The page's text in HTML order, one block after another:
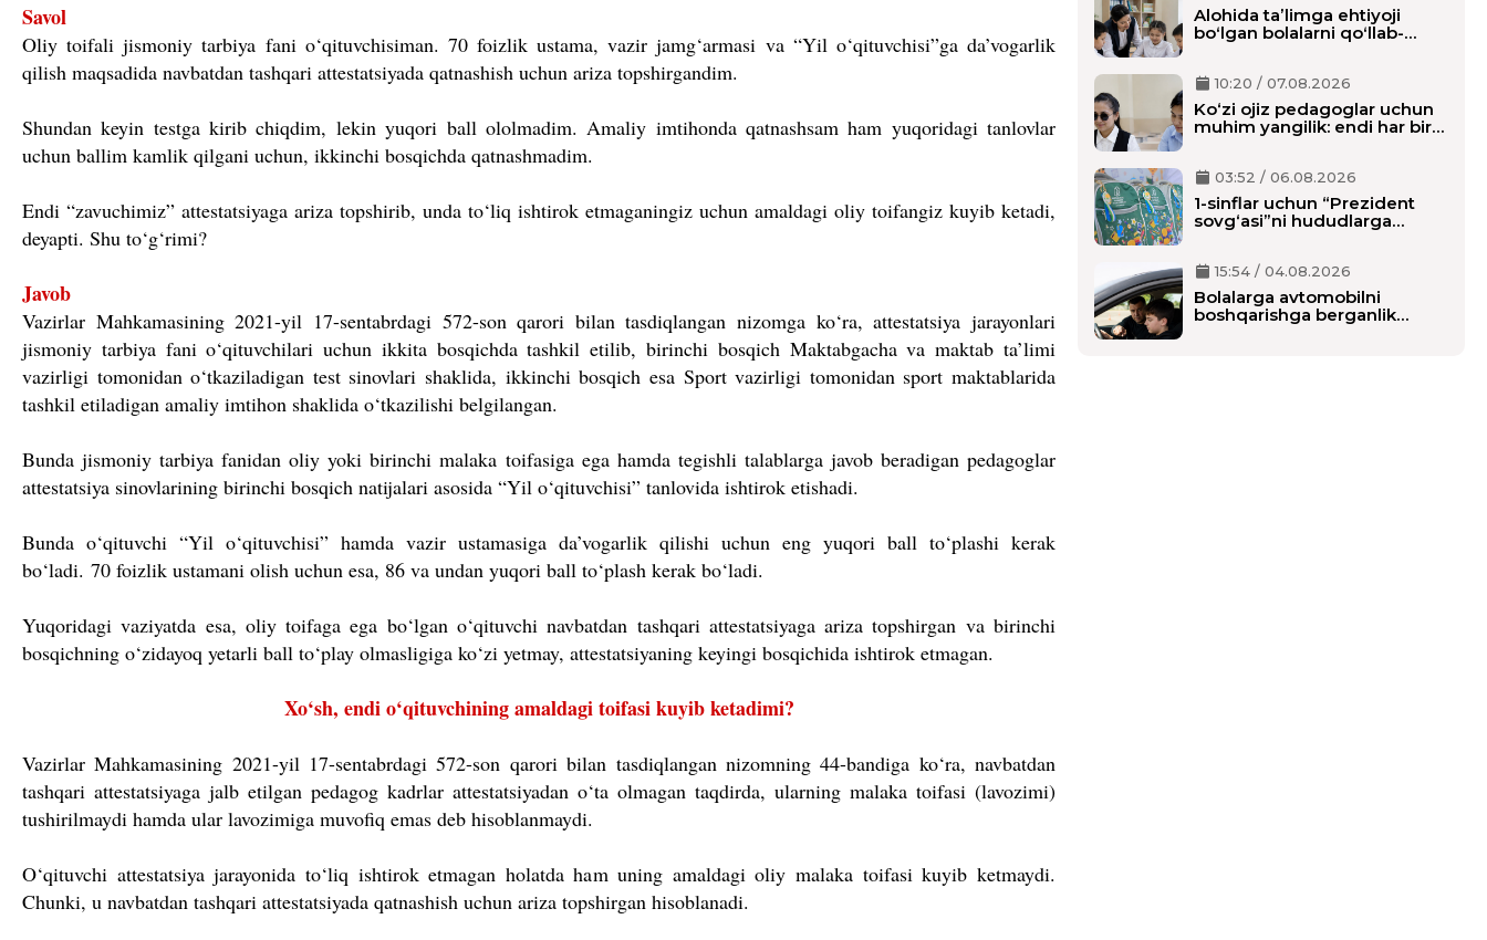
Savol
Oliy toifali jismoniy tarbiya fani o‘qituvchisiman. 70 foizlik ustama, vazir jamg‘armasi va “Yil o‘qituvchisi”ga da’vogarlik
qilish maqsadida navbatdan tashqari attestatsiyada qatnashish uchun ariza topshirgandim.
Shundan keyin testga kirib chiqdim, lekin yuqori ball ololmadim. Amaliy imtihonda qatnashsam ham yuqoridagi tanlovlar
uchun ballim kamlik qilgani uchun, ikkinchi bosqichda qatnashmadim.
Endi “zavuchimiz” attestatsiyaga ariza topshirib, unda to‘liq ishtirok etmaganingiz uchun amaldagi oliy toifangiz kuyib ketadi,
deyapti. Shu to‘g‘rimi?
Javob
Vazirlar Mahkamasining 2021-yil 17-sentabrdagi 572-son qarori bilan tasdiqlangan nizomga ko‘ra, attestatsiya jarayonlari
jismoniy tarbiya fani o‘qituvchilari uchun ikkita bosqichda tashkil etilib, birinchi bosqich Maktabgacha va maktab ta’limi
vazirligi tomonidan o‘tkaziladigan test sinovlari shaklida, ikkinchi bosqich esa Sport vazirligi tomonidan sport maktablarida
tashkil etiladigan amaliy imtihon shaklida o‘tkazilishi belgilangan.
Bunda jismoniy tarbiya fanidan oliy yoki birinchi malaka toifasiga ega hamda tegishli talablarga javob beradigan pedagoglar
attestatsiya sinovlarining birinchi bosqich natijalari asosida “Yil o‘qituvchisi” tanlovida ishtirok etishadi.
Bunda o‘qituvchi “Yil o‘qituvchisi” hamda vazir ustamasiga da’vogarlik qilishi uchun eng yuqori ball to‘plashi kerak
bo‘ladi. 70 foizlik ustamani olish uchun esa, 86 va undan yuqori ball to‘plash kerak bo‘ladi.
Yuqoridagi vaziyatda esa, oliy toifaga ega bo‘lgan o‘qituvchi navbatdan tashqari attestatsiyaga ariza topshirgan va birinchi
bosqichning o‘zidayoq yetarli ball to‘play olmasligiga ko‘zi yetmay, attestatsiyaning keyingi bosqichida ishtirok etmagan.
Xo‘sh, endi o‘qituvchining amaldagi toifasi kuyib ketadimi?
Vazirlar Mahkamasining 2021-yil 17-sentabrdagi 572-son qarori bilan tasdiqlangan nizomning 44-bandiga ko‘ra, navbatdan
tashqari attestatsiyaga jalb etilgan pedagog kadrlar attestatsiyadan o‘ta olmagan taqdirda, ularning malaka toifasi (lavozimi)
tushirilmaydi hamda ular lavozimiga muvofiq emas deb hisoblanmaydi.
O‘qituvchi attestatsiya jarayonida to‘liq ishtirok etmagan holatda ham uning amaldagi oliy malaka toifasi kuyib ketmaydi.
Chunki, u navbatdan tashqari attestatsiyada qatnashish uchun ariza topshirgan hisoblanadi.
Alohida taʼlimga ehtiyoji
boʻlgan bolalarni qoʻllab-
10:20 / 07.08.2026
Ko‘zi ojiz pedagoglar uchun
muhim yangilik: endi har bir
03:52 / 06.08.2026
1-sinflar uchun “Prezident
sovg‘asi”ni hududlarga
yetkaziladi?
15:54 / 04.08.2026
Bolalarga avtomobilni
boshqarishga berganlik